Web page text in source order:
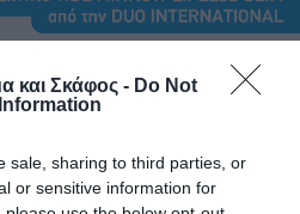
και Σκάφος - Do Not
sale, sharing to third parties, or
or sensitive information for
SHOW 2025